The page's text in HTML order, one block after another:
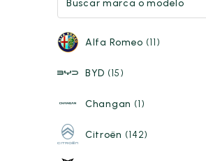
Alfa Romeo (11)
BYD (15)
Changan (1)
Citroën (142)